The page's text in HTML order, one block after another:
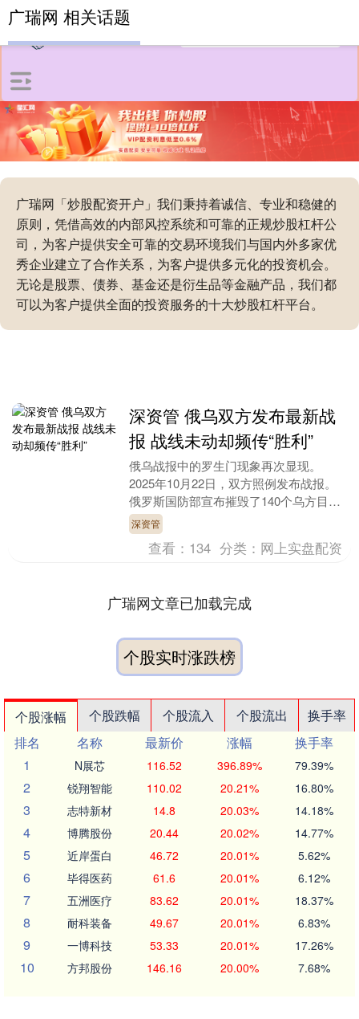
广瑞网「炒股配资开户」我们秉持着诚信、专业和稳健的
原则，凭借高效的内部风控系统和可靠的正规炒股杠杆公
司，为客户提供安全可靠的交易环境我们与国内外多家优
秀企业建立了合作关系，为客户提供多元化的投资机会。
无论是股票、债券、基金还是衍生品等金融产品，我们都
可以为客户提供全面的投资服务的十大炒股杠杆平台。
广瑞网 相关话题
深资管 俄乌双方发布最新战
报 战线未动却频传“胜利”
俄乌战报中的罗生门现象再次显现。
2025年10月22日，双方照例发布战报。
俄罗斯国防部宣布摧毁了140个乌方目标
深资管，击落137架无人机；乌克兰总参
谋部则报告....
深资管
查看： 134 分类： 网上实盘配资
广瑞网文章已加载完成
个股实时涨跌榜
个股涨幅 个股跌幅 个股流入 个股流出
换手率
排名
名称 最新价 涨幅
换手率
1
N展芯 116.52 396.89% 79.39%
2 锐翔智能 110.02 20.21% 16.80%
3 志特新材 14.8 20.03% 14.18%
4 博腾股份 20.44 20.02% 14.77%
5 近岸蛋白 46.72 20.01% 5.62%
6 毕得医药 61.6 20.01% 6.12%
7 五洲医疗 83.62 20.01% 18.37%
8 耐科装备 49.67 20.01% 6.83%
9 一博科技 53.33 20.01% 17.26%
10 方邦股份 146.16 20.00% 7.68%